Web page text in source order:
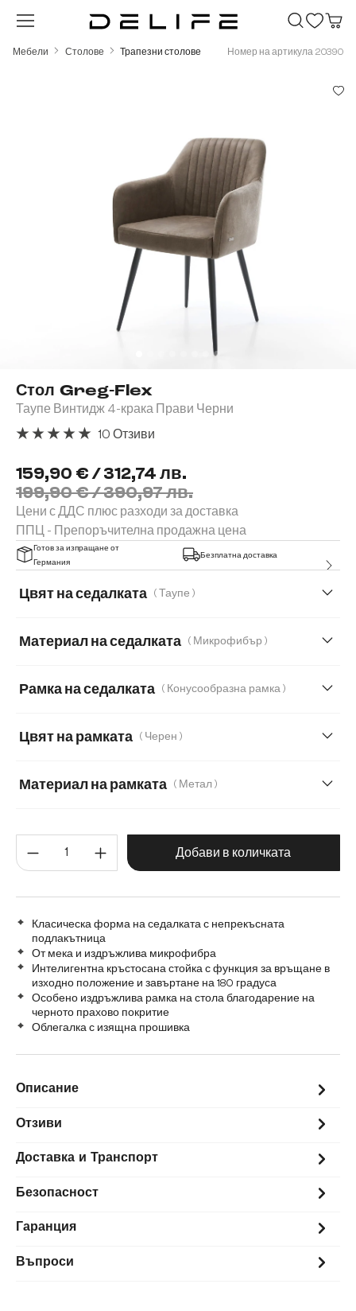
Преминете към основното съдържание
Мебели Столове Трапезни столове Номер на артикула 20390
Стол Greg-Flex
Таупе Винтидж 4-крака Прави Черни
159,90 € / 312,74 лв.
199,90 € / 390,97 лв.
Цени с ДДС плюс разходи за доставка
ППЦ - Препоръчителна продажна цена
10 Отзиви
Готов за изпращане от
Германия
Безплатна доставка
Цвят на седалката ( Таупе )
Материал на седалката ( Микрофибър )
Меко букле Мек текстилен плат с текстура
Микрофибър/букле, микрофибър
Рамка на седалката ( Конусообразна рамка )
Цвят на рамката ( Черен )
Материал на рамката ( Метал )
Дърво Матирана неръждаема стомана
Количество на продукта:
Добави в количката
Класическа форма на седалката с непрекъсната
подлакътница
От мека и издръжлива микрофибра
Интелигентна кръстосана стойка с функция за връщане в
изходно положение и завъртане на 180 градуса
Особено издръжлива рамка на стола благодарение на
черното прахово покритие
Облегалка с изящна прошивка
Описание
Отзиви
Доставка и Транспорт
Безопасност
Гаранция
Въпроси